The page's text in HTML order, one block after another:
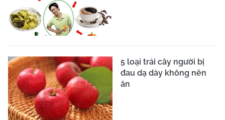
5 loại trái cây người bị
đau dạ dày không nên
ăn